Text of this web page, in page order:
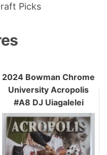
Picks
2024 Bowman Chrome
University Acropolis
#A8 DJ Uiagalelei